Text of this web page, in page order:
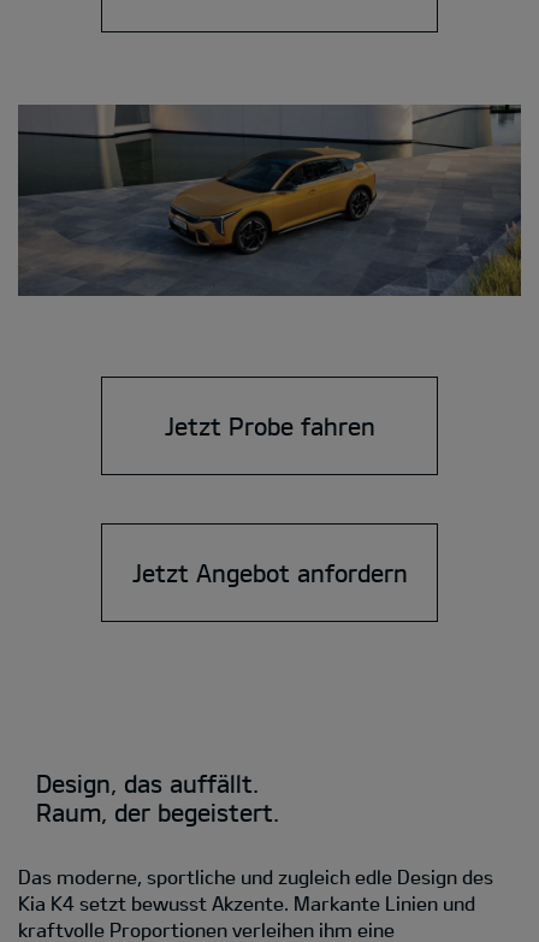
Jetzt Probe fahren
Jetzt Angebot anfordern
Design, das auffällt.
Raum, der begeistert.
Das moderne, sportliche und zugleich edle Design des
Kia K4 setzt bewusst Akzente. Markante Linien und
kraftvolle Proportionen verleihen ihm eine